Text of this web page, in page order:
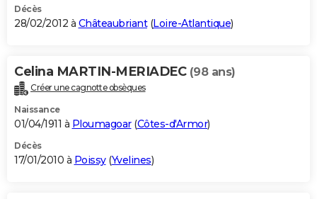
S'inscrire
Se connecter
Lycées
Collèges
Primaires
Universités
Entreprises
Service militaire
Avis de recherche
AVIS DE DÉCÈS
Bricolage
Lifestyle
Culture
Sport
Auto
Television
Voyage
Cinema
Décès
28/02/2012 à Châteaubriant(Loire-Atlantique)
Celina MARTIN-MERIADEC (98 ans)
Créer une cagnotte obsèques
Naissance
01/04/1911 à Ploumagoar(Côtes-d'Armor)
Décès
17/01/2010 à Poissy(Yvelines)